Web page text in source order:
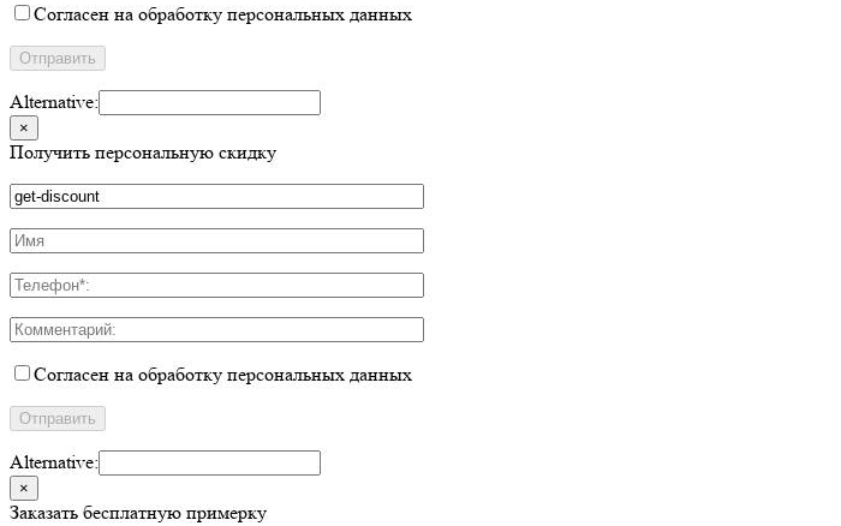
Согласен на обработку персональных данных
Alternative:
×
Получить персональную скидку
Согласен на обработку персональных данных
Alternative:
×
Заказать бесплатную примерку